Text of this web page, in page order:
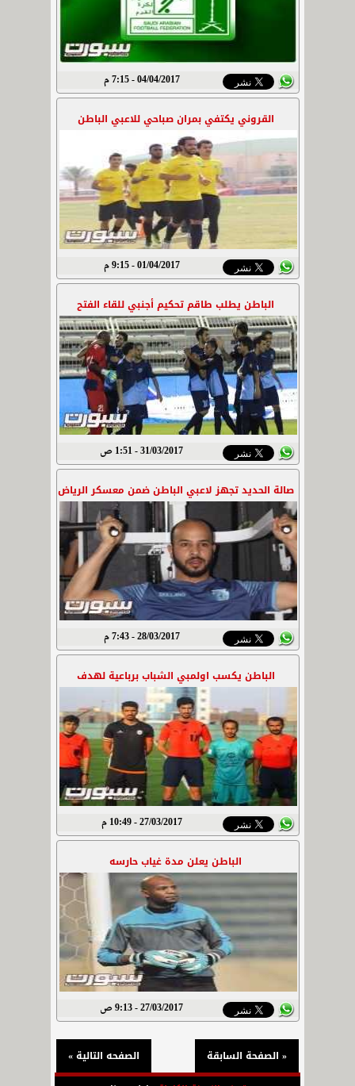
04/04/2017 - 7:15 م
القروني يكتفي بمران صباحي للاعبي الباطن
01/04/2017 - 9:15 م
الباطن يطلب طاقم تحكيم أجنبي للقاء الفتح
31/03/2017 - 1:51 ص
صالة الحديد تجهز لاعبي الباطن ضمن معسكر الرياض
28/03/2017 - 7:43 م
الباطن يكسب اولمبي الشباب برباعية لهدف
27/03/2017 - 10:49 م
الباطن يعلن مدة غياب حارسه
27/03/2017 - 9:13 ص
الصفحه التالية » « الصفحة السابقة